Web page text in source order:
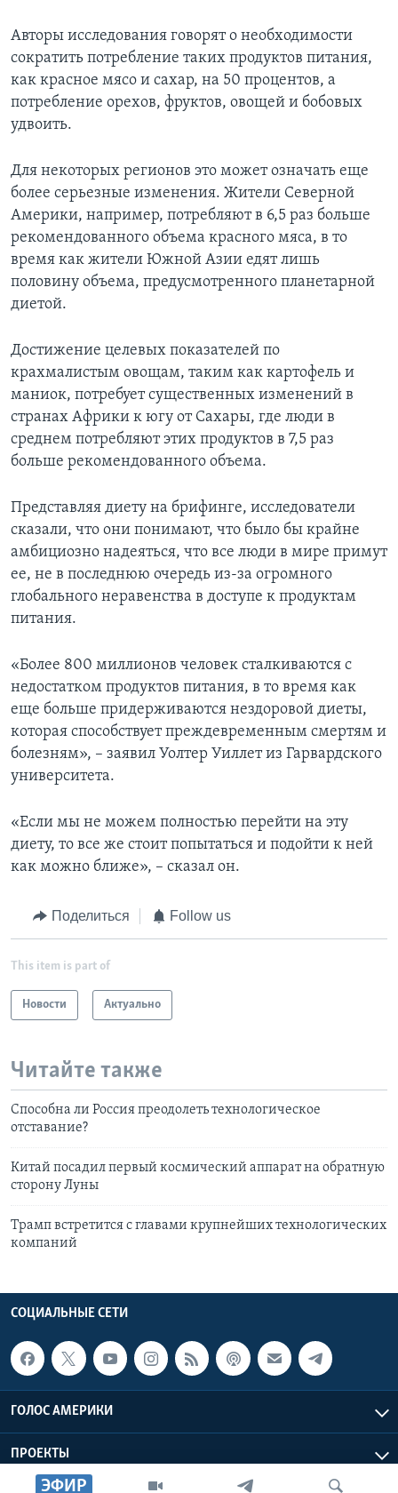
ЭФИР
Авторы исследования говорят о необходимости
сократить потребление таких продуктов питания,
как красное мясо и сахар, на 50 процентов, а
потребление орехов, фруктов, овощей и бобовых
удвоить.
Для некоторых регионов это может означать еще
более серьезные изменения. Жители Северной
Америки, например, потребляют в 6,5 раз больше
рекомендованного объема красного мяса, в то
время как жители Южной Азии едят лишь
половину объема, предусмотренного планетарной
диетой.
Достижение целевых показателей по
крахмалистым овощам, таким как картофель и
маниок, потребует существенных изменений в
странах Африки к югу от Сахары, где люди в
среднем потребляют этих продуктов в 7,5 раз
больше рекомендованного объема.
Представляя диету на брифинге, исследователи
сказали, что они понимают, что было бы крайне
амбициозно надеяться, что все люди в мире примут
ее, не в последнюю очередь из-за огромного
глобального неравенства в доступе к продуктам
питания.
«Более 800 миллионов человек сталкиваются с
недостатком продуктов питания, в то время как
еще больше придерживаются нездоровой диеты,
которая способствует преждевременным смертям и
болезням», – заявил Уолтер Уиллет из Гарвардского
университета.
«Если мы не можем полностью перейти на эту
диету, то все же стоит попытаться и подойти к ней
как можно ближе», – сказал он.
Поделиться Follow us
This item is part of
Новости Актуально
Читайте также
Способна ли Россия преодолеть технологическое
отставание?
Китай посадил первый космический аппарат на обратную
сторону Луны
Трамп встретится с главами крупнейших технологических
компаний
СОЦИАЛЬНЫЕ СЕТИ
ГОЛОС АМЕРИКИ
ПРОЕКТЫ